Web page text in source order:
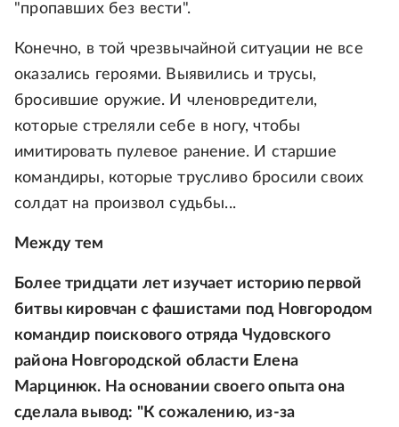
"пропавших без вести".
Конечно, в той чрезвычайной ситуации не все
оказались героями. Выявились и трусы,
бросившие оружие. И членовредители,
которые стреляли себе в ногу, чтобы
имитировать пулевое ранение. И старшие
командиры, которые трусливо бросили своих
солдат на произвол судьбы...
Между тем
Более тридцати лет изучает историю первой
битвы кировчан с фашистами под Новгородом
командир поискового отряда Чудовского
района Новгородской области Елена
Марцинюк. На основании своего опыта она
сделала вывод: "К сожалению, из-за